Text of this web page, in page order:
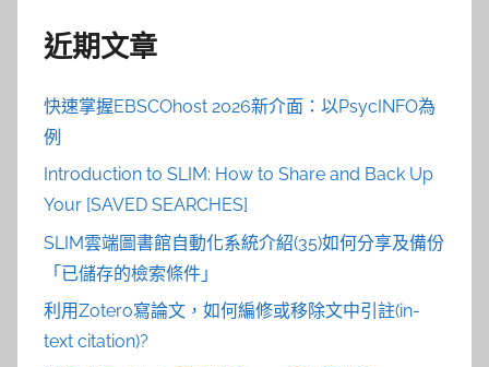
近期文章
快速掌握EBSCOhost 2026新介面：以PsycINFO為
例
Introduction to SLIM: How to Share and Back Up
Your [SAVED SEARCHES]
SLIM雲端圖書館自動化系統介紹(35)如何分享及備份
「已儲存的檢索條件」
利用Zotero寫論文，如何編修或移除文中引註(in-
text citation)?